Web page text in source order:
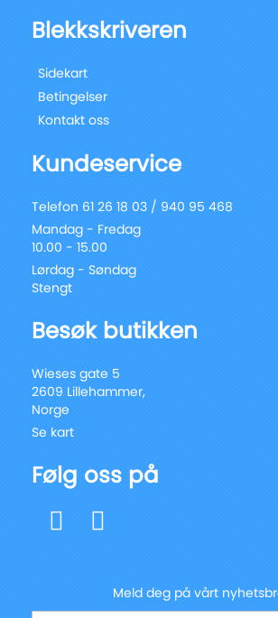
Blekkskriveren
Sidekart
Betingelser
Kontakt oss
Kundeservice
Telefon 61 26 18 03 / 940 95 468
Mandag - Fredag
10.00 - 15.00
Lørdag - Søndag
Stengt
Besøk butikken
Wieses gate 5
2609 Lillehammer,
Norge
Se kart
Følg oss på
Meld deg på vårt